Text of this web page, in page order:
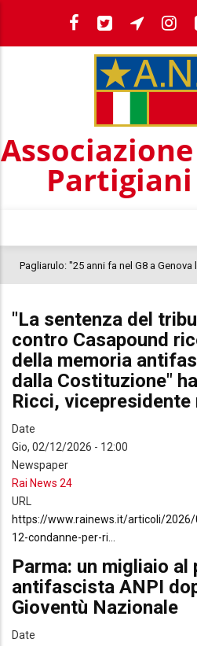
contenuto
Pagliarulo: "25 anni fa nel G8 a
colloca la morte di Abderrahim Fakir"
"La sentenza del
contro Casapound
della memoria
dalla Costituzione"
Ricci, vicepresidente
Date
Gio, 02/12/2026 - 12:00
Newspaper
Rai News 24
URL
https://www.rainews.it/articoli/
12-condanne-per-ri…
Parma: un migliaio al
antifascista ANPI
Gioventù Nazionale
Date